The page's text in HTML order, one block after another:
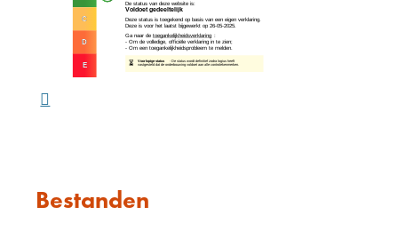
Bestanden